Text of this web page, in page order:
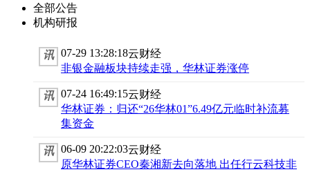
全部公告
机构研报
讯 07-29 13:28:18云财经
非银金融板块持续走强，华林证券涨停
讯 07-24 16:49:15云财经
华林证券：归还“26华林01”6.49亿元临时补流募
集资金
讯 06-09 20:22:03云财经
原华林证券CEO秦湘新去向落地 出任行云科技非